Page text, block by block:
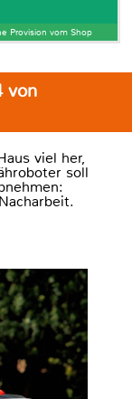
Provision vom Shop
von
viel her,
soll